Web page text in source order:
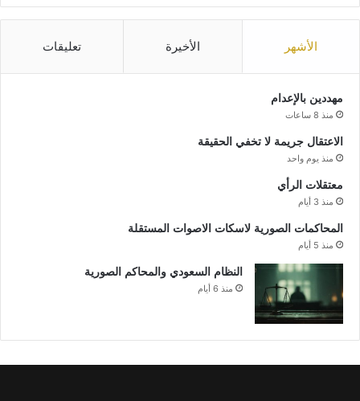
الأشهر الأخيرة تعليقات
مهددين بالإعدام
منذ 8 ساعات
الاعتقال جريمة لا تخفي الحقيقة
منذ يوم واحد
معتقلات الرأي
منذ 3 أيام
المحاكمات الصورية لاسكات الاصوات المستقلة
منذ 5 أيام
النظام السعودي والمحاكم الصورية
منذ 6 أيام